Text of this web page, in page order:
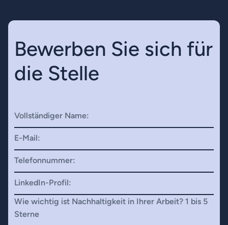
Bewerben Sie sich für
die Stelle
Vollständiger Name:
E-Mail:
Telefonnummer:
LinkedIn-Profil:
Wie wichtig ist Nachhaltigkeit in Ihrer Arbeit? 1 bis 5
Sterne